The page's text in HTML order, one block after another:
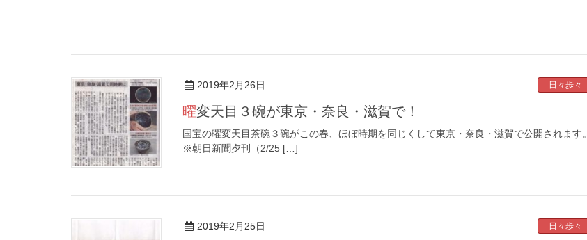
2019年2月26日 日々歩々
曜変天目３碗が東京・奈良・滋賀で！
国宝の曜変天目茶碗３碗がこの春、ほぼ時期を同じくして東京・奈良・滋賀で公開されます。
※朝日新聞夕刊（2/25 […]
2019年2月25日 日々歩々